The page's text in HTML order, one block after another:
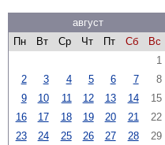
август
Пн
Вт Ср Чт Пт Сб
Вс
1
2
3 4 5 6 7
8
9
10 11 12 13 14
15
16
17 18 19 20 21
22
23
24 25 26 27 28
29